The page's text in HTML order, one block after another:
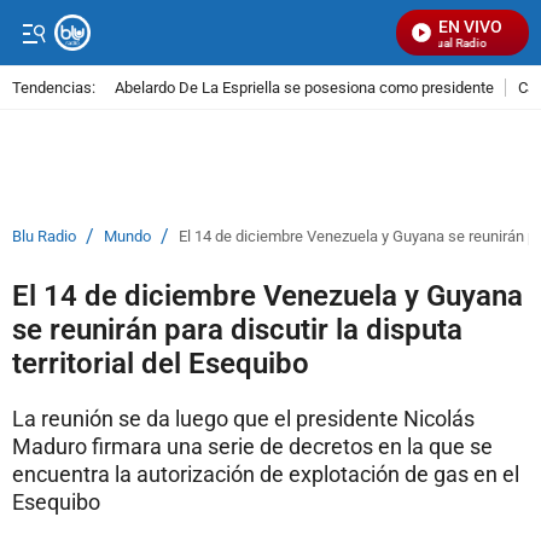
EN VIVO
Señal Visual Radio
Tendencias: Abelardo De La Espriella se posesiona como presidente
Blu Radio / Mundo / El 14 de diciembre Venezuela y Guyana se reunirán
El 14 de diciembre Venezuela y Guyana
se reunirán para discutir la disputa
territorial del Esequibo
La reunión se da luego que el presidente Nicolás
Maduro firmara una serie de decretos en la que se
encuentra la autorización de explotación de gas en el
Esequibo